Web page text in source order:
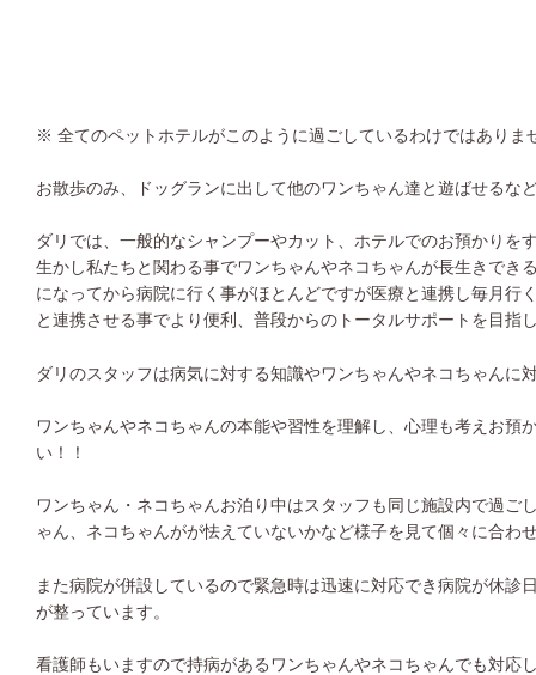
※ 全てのペットホテルがこのように過ごしているわけではありま
お散歩のみ、ドッグランに出して他のワンちゃん達と遊ばせるな
ダリでは、一般的なシャンプーやカット、ホテルでのお預かりを
生かし私たちと関わる事でワンちゃんやネコちゃんが長生きで
になってから病院に行く事がほとんどですが医療と連携し毎月行
と連携させる事でより便利、普段からのトータルサポートを目指
ダリのスタッフは病気に対する知識やワンちゃんやネコちゃんに
ワンちゃんやネコちゃんの本能や習性を理解し、心理も考えお預
い！！
ワンちゃん・ネコちゃんお泊り中はスタッフも同じ施設内で過ご
ゃん、ネコちゃんがが怯えていないかなど様子を見て個々に合わ
また病院が併設しているので緊急時は迅速に対応でき病院が休診
が整っています。
看護師もいますので持病があるワンちゃんやネコちゃんでも対応